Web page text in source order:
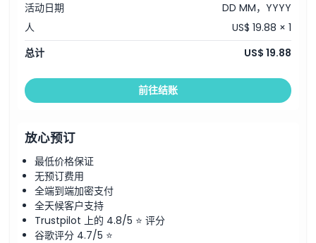
活动日期
DD MM，YYYY
人
US$ 19.88 × 1
总计
US$ 19.88
前往结账
放心预订
最低价格保证
无预订费用
全端到端加密支付
全天候客户支持
Trustpilot 上的 4.8/5 ⭐ 评分
谷歌评分 4.7/5 ⭐